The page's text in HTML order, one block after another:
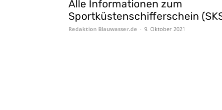
Alle Informationen zum
Sportküstenschifferschein
Redaktion Blauwasser.de - 9. Oktober 2021